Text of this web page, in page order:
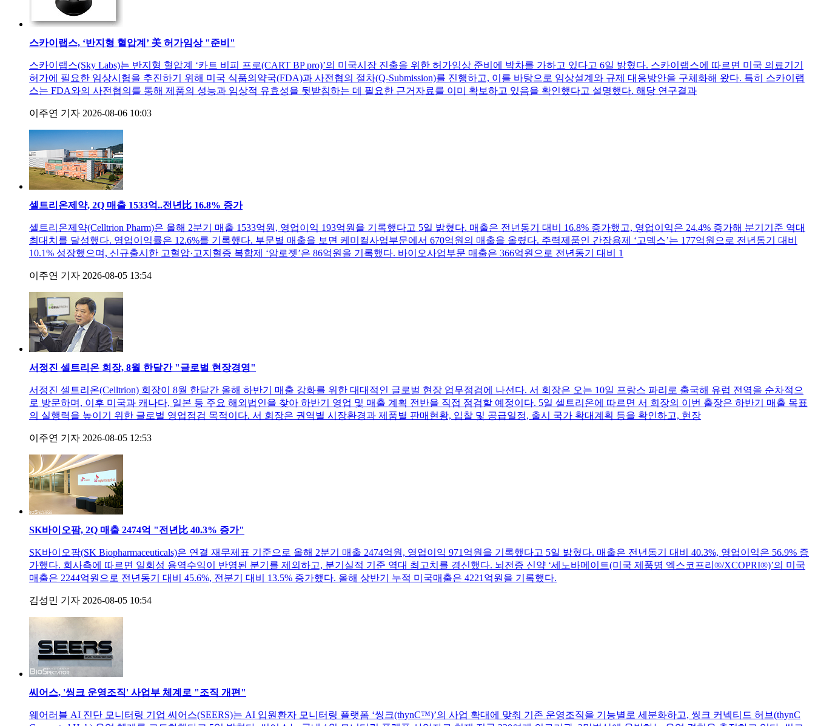
스카이랩스, ‘반지형 혈압계’ 美 허가임상 "준비"
스카이랩스(Sky Labs)는 반지형 혈압계 ‘카트 비피 프로(CART BP pro)’의 미국시장 진출을 위한 허가임상 준비에 박차를 가하고 있다고 6일 밝혔다. 스카이랩스에 따르면 미국 의료기기
허가에 필요한 임상시험을 추진하기 위해 미국 식품의약국(FDA)과 사전협의 절차(Q-Submission)를 진행하고, 이를 바탕으로 임상설계와 규제 대응방안을 구체화해 왔다. 특히 스카이랩
스는 FDA와의 사전협의를 통해 제품의 성능과 임상적 유효성을 뒷받침하는 데 필요한 근거자료를 이미 확보하고 있음을 확인했다고 설명했다. 해당 연구결과
이주연 기자 2026-08-06 10:03
셀트리온제약, 2Q 매출 1533억..전년比 16.8% 증가
셀트리온제약(Celltrion Pharm)은 올해 2분기 매출 1533억원, 영업이익 193억원을 기록했다고 5일 밝혔다. 매출은 전년동기 대비 16.8% 증가했고, 영업이익은 24.4% 증가해 분기기준 역대
최대치를 달성했다. 영업이익률은 12.6%를 기록했다. 부문별 매출을 보면 케미컬사업부문에서 670억원의 매출을 올렸다. 주력제품인 간장용제 ‘고덱스’는 177억원으로 전년동기 대비
10.1% 성장했으며, 신규출시한 고혈압·고지혈증 복합제 ‘암로젯’은 86억원을 기록했다. 바이오사업부문 매출은 366억원으로 전년동기 대비 1
이주연 기자 2026-08-05 13:54
서정진 셀트리온 회장, 8월 한달간 "글로벌 현장경영"
서정진 셀트리온(Celltrion) 회장이 8월 한달간 올해 하반기 매출 강화를 위한 대대적인 글로벌 현장 업무점검에 나선다. 서 회장은 오는 10일 프랑스 파리로 출국해 유럽 전역을 순차적으
로 방문하며, 이후 미국과 캐나다, 일본 등 주요 해외법인을 찾아 하반기 영업 및 매출 계획 전반을 직접 점검할 예정이다. 5일 셀트리온에 따르면 서 회장의 이번 출장은 하반기 매출 목표
의 실행력을 높이기 위한 글로벌 영업점검 목적이다. 서 회장은 권역별 시장환경과 제품별 판매현황, 입찰 및 공급일정, 출시 국가 확대계획 등을 확인하고, 현장
이주연 기자 2026-08-05 12:53
SK바이오팜, 2Q 매출 2474억 "전년比 40.3% 증가"
SK바이오팜(SK Biopharmaceuticals)은 연결 재무제표 기준으로 올해 2분기 매출 2474억원, 영업이익 971억원을 기록했다고 5일 밝혔다. 매출은 전년동기 대비 40.3%, 영업이익은 56.9% 증
가했다. 회사측에 따르면 일회성 용역수익이 반영된 분기를 제외하고, 분기실적 기준 역대 최고치를 경신했다. 뇌전증 신약 ‘세노바메이트(미국 제품명 엑스코프리®/XCOPRI®)’의 미국
매출은 2244억원으로 전년동기 대비 45.6%, 전분기 대비 13.5% 증가했다. 올해 상반기 누적 미국매출은 4221억원을 기록했다.
김성민 기자 2026-08-05 10:54
씨어스, '씽크 운영조직' 사업부 체계로 "조직 개편"
웨어러블 AI 진단 모니터링 기업 씨어스(SEERS)는 AI 입원환자 모니터링 플랫폼 ‘씽크(thynC™)’의 사업 확대에 맞춰 기존 운영조직을 기능별로 세분화하고, 씽크 커넥티드 허브(thynC